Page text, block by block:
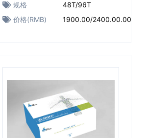
规格
48T/96T
价格(RMB)
1900.00/2400.00.00